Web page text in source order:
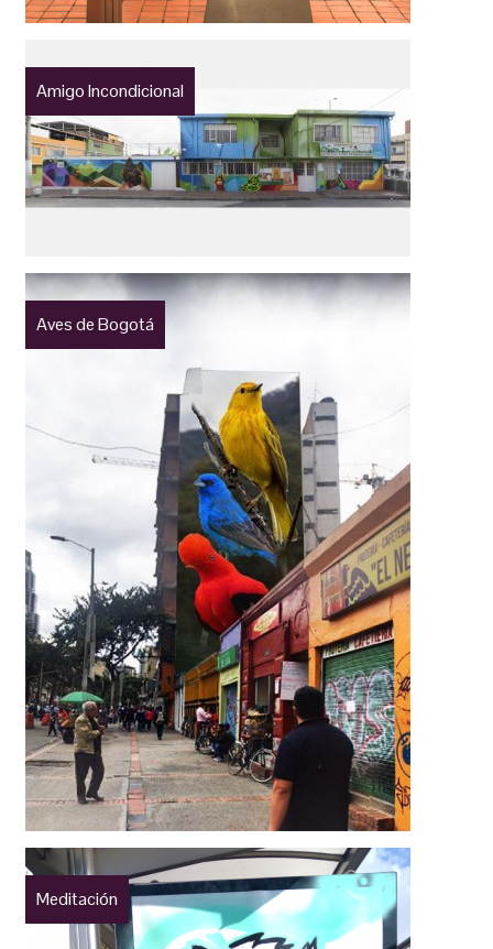
Amigo Incondicional
Aves de Bogotá
Meditación